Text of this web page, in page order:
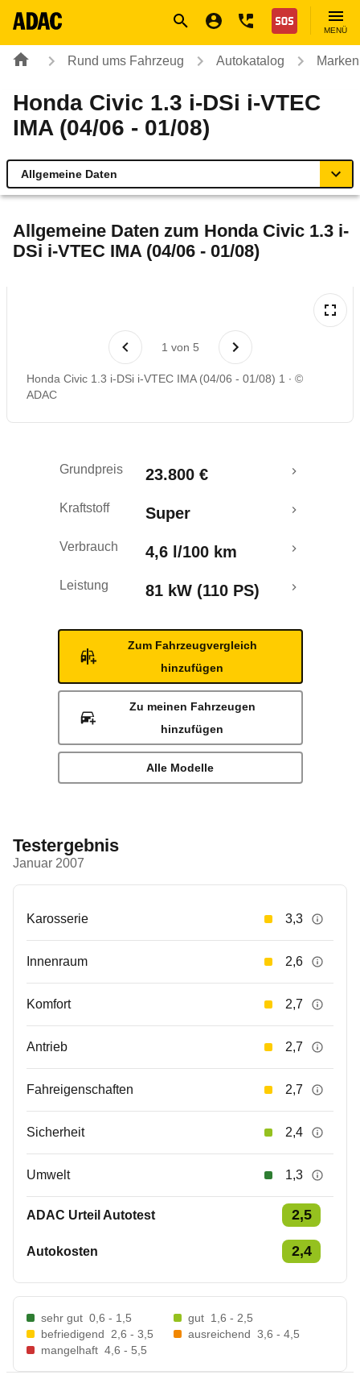
Nothilfe
MENÜ
Rund ums Fahrzeug Autokatalog
Honda Civic 1.3 i-DSi i-VTEC
IMA (04/06 - 01/08)
Allgemeine Daten
Technische Daten
Laufende Kosten
Rückrufe & Mängel
Allgemeine Daten zum Honda Civic 1.3 i-
DSi i-VTEC IMA (04/06 - 01/08)
1 von 5
Honda Civic 1.3 i-DSi i-VTEC IMA (04/06 - 01/08) 1
©
ADAC
Grundpreis 23.800 €
Kraftstoff Super
Verbrauch 4,6 l/100 km
Leistung 81 kW (110 PS)
Zum Fahrzeugvergleich
hinzufügen
Zu meinen Fahrzeugen
hinzufügen
Alle Modelle
Testergebnis
Januar 2007
Karosserie 3,3
Innenraum 2,6
Komfort 2,7
Antrieb 2,7
Fahreigenschaften 2,7
Sicherheit 2,4
Umwelt 1,3
ADAC Urteil Autotest 2,5
Autokosten 2,4
sehr gut 0,6 - 1,5 gut 1,6 - 2,5
befriedigend
2,6 - 3,5 ausreichend 3,6 - 4,5
mangelhaft 4,6 - 5,5